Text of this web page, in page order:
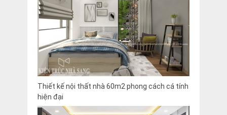
Thiết kế nội thất nhà 60m2 phong cách cá tính
hiện đại